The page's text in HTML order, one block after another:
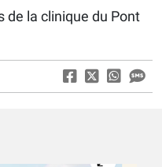
de la clinique du Pont